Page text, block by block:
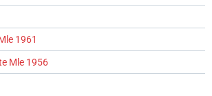
1961
Mle 1956